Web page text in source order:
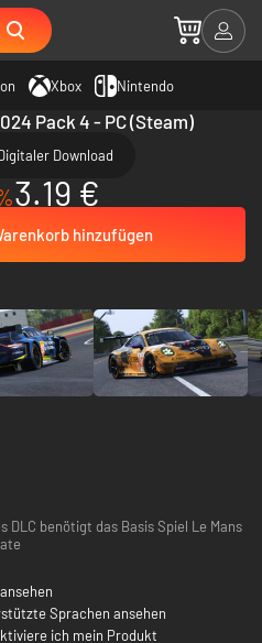
Xbox Nintendo
Pack 4 - PC (Steam)
Download
3.19 €
hinzufügen
DLC benötigt das Basis Spiel Le Mans
Sprachen ansehen
ich mein Produkt